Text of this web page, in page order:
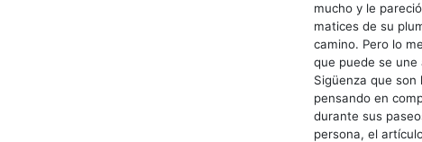
mucho y le
matices de su
camino. Pero lo
que puede se
Sigüenza que
pensando en
durante sus
persona, el